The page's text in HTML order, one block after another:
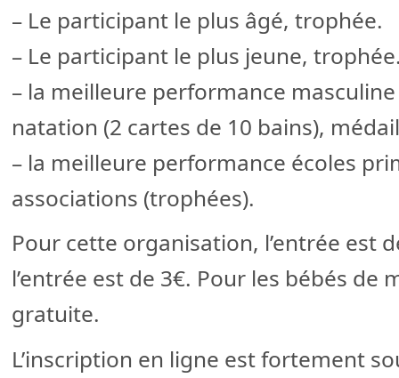
– Le participant le plus âgé, trophée.
– Le participant le plus jeune,
– la meilleure performance
natation (2 cartes de 10 bains),
– la meilleure performance écoles
associations (trophées).
Pour cette organisation, l’entrée est
l’entrée est de 3€. Pour les bébés de
gratuite.
L’inscription en ligne est fortement